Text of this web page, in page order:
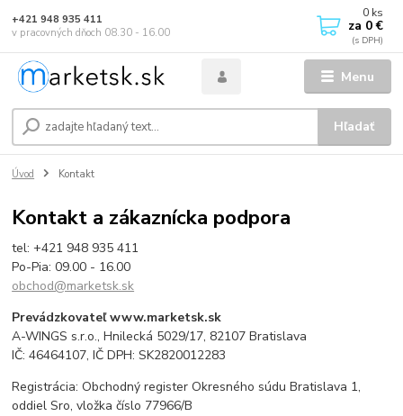
Menu
Hľadať
+421 948 935 411
v pracovných dňoch 08.30 - 16.00
0 ks
za 0 €
Úvod Kontakt
Kontakt a zákaznícka podpora
tel: +421 948 935 411
Po-Pia: 09.00 - 16.00
obchod@marketsk.sk
Prevádzkovateľ www.marketsk.sk
A-WINGS s.r.o., Hnilecká 5029/17, 82107 Bratislava
IČ: 46464107, IČ DPH: SK2820012283
Registrácia: Obchodný register Okresného súdu Bratislava 1,
oddiel Sro, vložka číslo 77966/B